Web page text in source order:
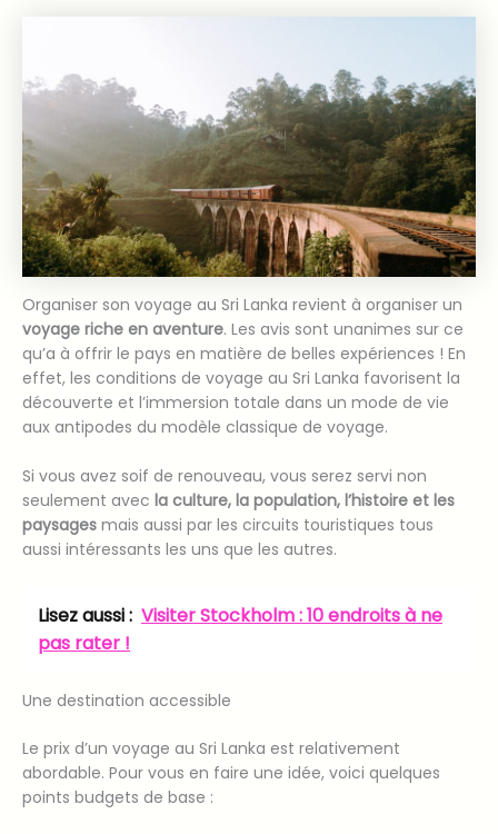
Organiser son voyage au Sri Lanka revient à organiser un
voyage riche en aventure. Les avis sont unanimes sur ce
qu’a à offrir le pays en matière de belles expériences ! En
effet, les conditions de voyage au Sri Lanka favorisent la
découverte et l’immersion totale dans un mode de vie
aux antipodes du modèle classique de voyage.
Si vous avez soif de renouveau, vous serez servi non
seulement avec la culture, la population, l’histoire et les
paysages mais aussi par les circuits touristiques tous
aussi intéressants les uns que les autres.
Lisez aussi : Visiter Stockholm : 10 endroits à ne
pas rater !
Une destination accessible
Le prix d’un voyage au Sri Lanka est relativement
abordable. Pour vous en faire une idée, voici quelques
points budgets de base :